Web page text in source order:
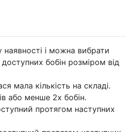
і можна вибрати
бобін розміром від
мала кількість на складі.
або менше 2х бобін.
протягом наступних